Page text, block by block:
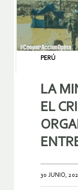
PERÚ
LA
EL
30 JUNIO,